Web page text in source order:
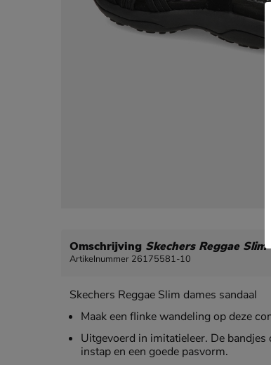
Omschrijving Skechers Reggae Slim
Artikelnummer 26175581-10
Skechers Reggae Slim dames sandaal
Maak een flinke wandeling op deze
Uitgevoerd in imitatieleer. De
instap en een goede pasvorm.